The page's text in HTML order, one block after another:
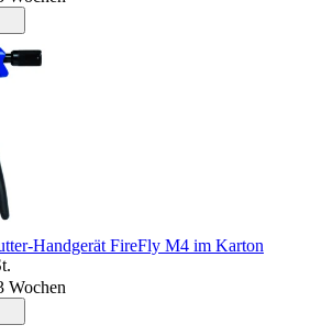
Handgerät FireFly M4 im Karton
Wochen